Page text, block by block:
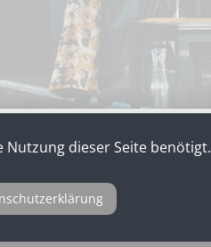
in der Josefstadt
dieser Seite benötigt.